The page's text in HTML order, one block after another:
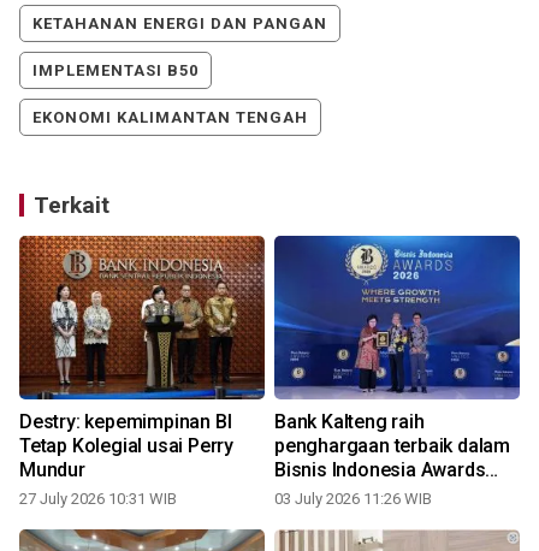
KETAHANAN ENERGI DAN PANGAN
IMPLEMENTASI B50
EKONOMI KALIMANTAN TENGAH
Terkait
Destry: kepemimpinan BI
Tetap Kolegial usai Perry
Mundur
27 July 2026 10:31 WIB
Bank Kalteng raih
penghargaan terbaik dalam
Bisnis Indonesia Awards
2026
03 July 2026 11:26 WIB